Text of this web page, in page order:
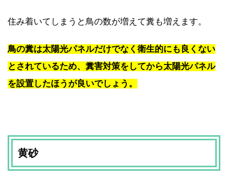
住み着いてしまうと鳥の数が増えて糞も増えます。
鳥の糞は太陽光パネルだけでなく衛生的にも良くない
とされているため、糞害対策をしてから太陽光パネル
を設置したほうが良いでしょう。
黄砂